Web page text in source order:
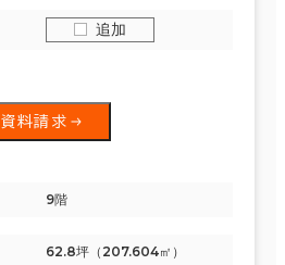
追加
資料請求
9階
62.8坪（207.604㎡）